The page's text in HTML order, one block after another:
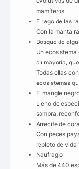
mamíferos.
El lago de las
Con la manta
Bosque de
Un ecosistema
su mayoría,
Todas ellas
ecosistemas
El mangle negro
Lleno de
sombra,
Arrecife de
Con peces
repleto de vida
Naufragio
Más de 440